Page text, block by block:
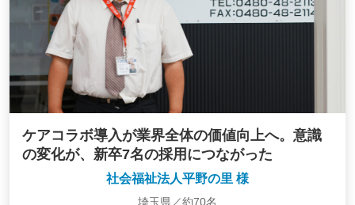
ケアコラボ導入が業界全体の価値向上へ。意識
の変化が、新卒7名の採用につながった
社会福祉法人平野の里 様
埼玉県／約70名